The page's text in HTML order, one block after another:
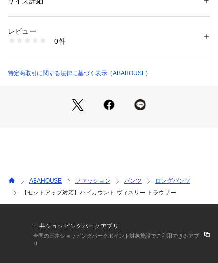
にコインポケットを施し、ディティールをマイナーチェンジし
同素材別売りのジャケット、ジレとセットアップでの着用がオ
（ハイカウントヴィスリーダブルジレ品番：02380032005）
性別：メンズ
素材：表地 ポリエステル 71% レーヨン23% ポリウレタン 6%
洗濯：ドライクリーニング
※詳しい洗濯方法については、商品の品質表示タグをご覧ください
02380052005 （ショップ）
レビュー
0件
特定商取引に関する法律に基づく表示（ABAHOUSE）
ABAHOUSE ファッション パンツ
ロングパンツ
【セットアップ対応】ハイカウント ヴィスリー トラウザー
三井ショッピングパークアプリ
全国の三井ショッピングパークポイント対象施設でご利用できるアプ
リ